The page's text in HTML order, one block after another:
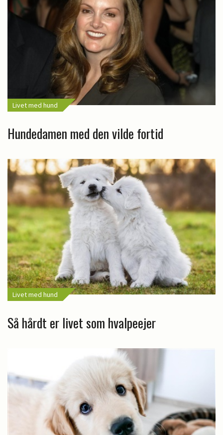
Livet med hund
Hundedamen med den vilde fortid
Livet med hund
Så hårdt er livet som hvalpeejer